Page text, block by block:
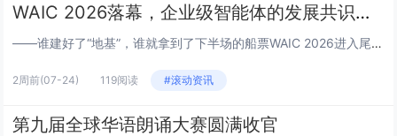
WAIC 2026落幕，企业级智能体的发展共识，藏在迈富时的展台里
——谁建好了“地基”，谁就拿到了下半场的船票WAIC 2026进入尾声，展馆里的机器人不再翻跟头了，大模型厂商也不再拿参...
2周前(07-24) 119阅读 #滚动资讯
第九届全球华语朗诵大赛圆满收官